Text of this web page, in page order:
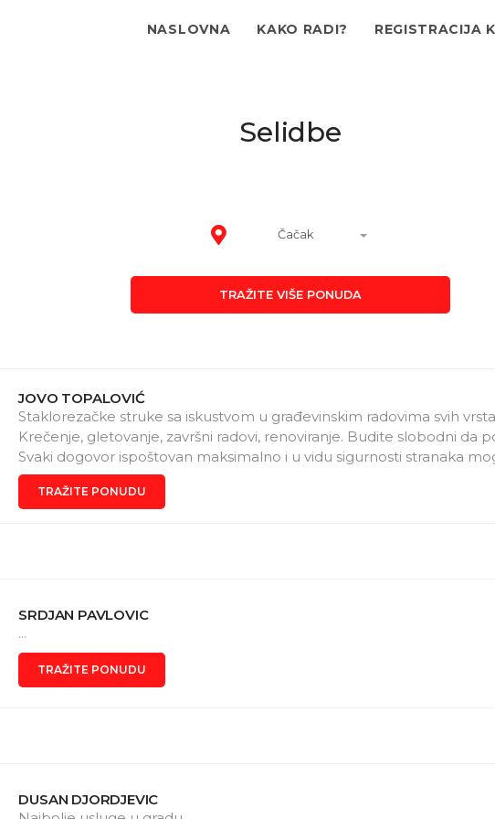
NASLOVNA KAKO RADI? REGISTRACIJA
Selidbe
Čačak
TRAŽITE VIŠE PONUDA
JOVO TOPALOVIĆ
Staklorezačke struke sa iskustvom u građevinskim radovima svih
Krečenje, gletovanje, završni radovi, renoviranje. Budite slobodni da
Svaki dogovor ispoštovan maksimalno i u vidu sigurnosti stranaka
sastavljanje ugovora. Nadamo se skoroj saradnji.
TRAŽITE PONUDU
SRDJAN PAVLOVIC
...
TRAŽITE PONUDU
DUSAN DJORDJEVIC